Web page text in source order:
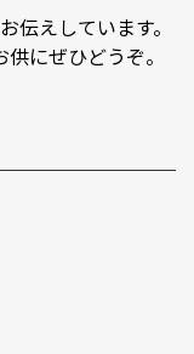
伝えしています。
にぜひどうぞ。